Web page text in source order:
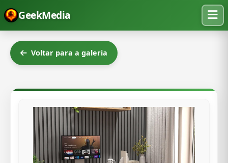
GeekMedia
Voltar para a galeria